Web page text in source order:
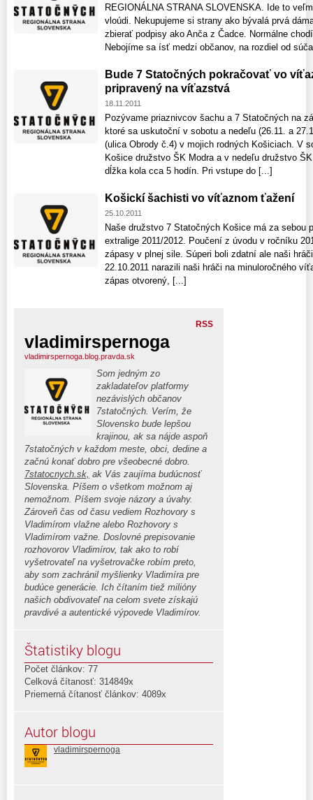
REGIONÁLNA STRANA SLOVENSKA. Ide to
vloúdi. Nekupujeme si strany ako bývalá prvá
zbierať podpisy ako Anča z Čadce. Normálne
Nebojíme sa ísť medzi občanov, na rozdiel od
Bude 7 Statočných pokračovať vo
pripravený na víťazstvá
18.11.2011
Pozývame priaznivcov šachu a 7 Statočných na
ktoré sa uskutoční v sobotu a nedeľu (26.11. a
(ulica Obrody č.4) v mojich rodných Košiciach. V
Košice družstvo ŠK Modra a v nedeľu družstvo
dĺžka kola cca 5 hodín. Pri vstupe do [...]
Košickí šachisti vo víťaznom ťažení
25.10.2011
Naše družstvo 7 Statočných Košice má za sebou
extralige 2011/2012. Poučení z úvodu v ročníku
zápasy v plnej sile. Súperi boli zdatní ale naši
22.10.2011 narazili naši hráči na minuloročného
zápas otvorený, [...]
RSS
vladimirspernoga
vladimirspernoga.blog.pravda.sk
Som jedným zo
zakladateľov platformy
nezávislých občanov
7statočných. Verím, že
Slovensko bude lepšou
krajinou, ak sa nájde aspoň
7statočných v každom meste, obci, dedine a
začnú konať dobro pre všeobecné dobro.
7statocnych.sk, ak Vás zaujíma budúcnosť
Slovenska. Píšem o všetkom možnom aj
nemožnom. Píšem svoje názory a úvahy.
Zároveň čas od času vediem Rozhovory s
Vladimírom vlažne alebo Rozhovory s
Vladimírom važne. Doslovné prepisovanie
rozhovorov Vladimírov, tak ako to robí
vyšetrovateľ na vyšetrovačke robím preto,
aby som zachránil myšlienky Vladimíra pre
budúce generácie. Ich čítaním tiež milióny
našich obdivovateľ na celom svete získajú
pravdivé a autentické výpovede Vladimírov.
Štatistiky blogu
Počet článkov: 77
Celková čítanosť: 314849x
Priemerná čítanosť článkov: 4089x
Autor blogu
vladimirspernoga